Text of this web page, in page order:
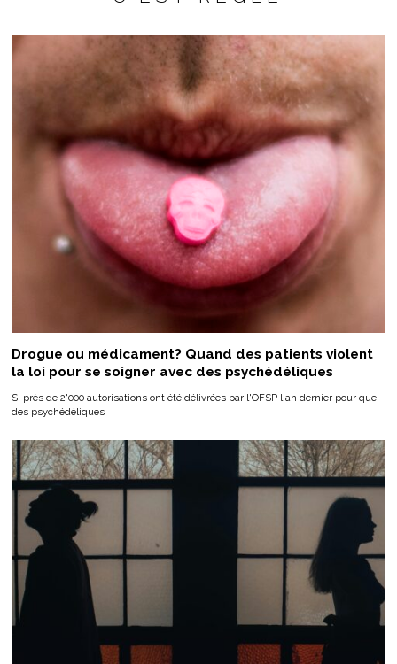
Drogue ou médicament? Quand des patients violent
la loi pour se soigner avec des psychédéliques
Si près de 2'000 autorisations ont été délivrées par l'OFSP l'an dernier pour que
des psychédéliques